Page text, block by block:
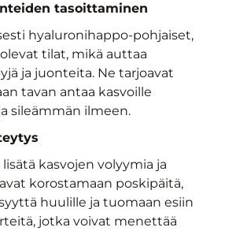
tasoittaminen
hyaluronihappo-pohjaiset,
tilat, mikä auttaa
ja juonteita. Ne tarjoavat
tavan antaa kasvoille
sileämmän ilmeen.
kasvojen volyymia ja
korostamaan poskipäitä,
huulille ja tuomaan esiin
jotka voivat menettää